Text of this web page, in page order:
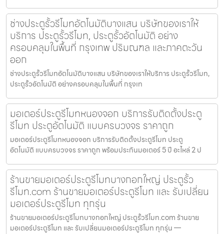
ช่างประตูรั้วรีโมทอัตโนมัติบางแสน บริษัทของเราให้
บริการ ประตูรั้วรีโมท, ประตูรั้วอัตโนมัติ อย่าง
ครอบคลุมในพื้นที่ กรุงเทพ ปริมณฑล และภาคตะวัน
ออก
ช่างประตูรั้วรีโมทอัตโนมัติบางแสน บริษัทของเราให้บริการ ประตูรั้วรีโมท,
ประตูรั้วอัตโนมัติ อย่างครอบคลุมในพื้นที่ กรุงเท
มอเตอร์ประตูรีโมทหนองจอก บริการรับติดตั้งประตู
รีโมท ประตูอัตโนมัติ แบบครบวงจร ราคาถูก
มอเตอร์ประตูรีโมทหนองจอก บริการรับติดตั้งประตูรีโมท ประตู
อัตโนมัติ แบบครบวงจร ราคาถูก พร้อมประกันมอเตอร์ 5 ปี อะไหล่ 2 ป
ร้านขายมอเตอร์ประตูรีโมทบางกอกใหญ่ ประตูรั้ว
รีโมท.com ร้านขายมอเตอร์ประตูรีโมท และ รับเปลี่ยน
มอเตอร์ประตูรีโมท ทุกรุ่น
ร้านขายมอเตอร์ประตูรีโมทบางกอกใหญ่ ประตูรั้วรีโมท.com ร้านขาย
มอเตอร์ประตูรีโมท และ รับเปลี่ยนมอเตอร์ประตูรีโมท ทุกรุ่น —